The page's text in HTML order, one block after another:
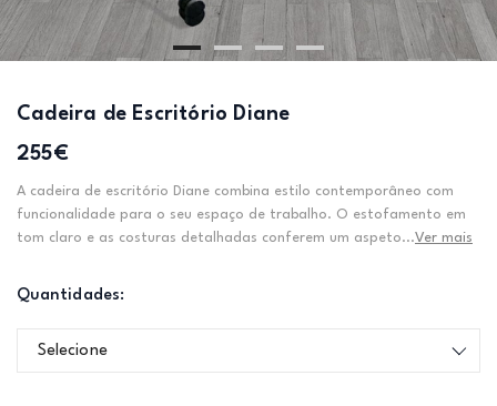
Cadeira de Escritório Diane
255€
A cadeira de escritório Diane combina estilo contemporâneo com
funcionalidade para o seu espaço de trabalho. O estofamento em
tom claro e as costuras detalhadas conferem um aspeto...Ver mais
Quantidades:
Selecione